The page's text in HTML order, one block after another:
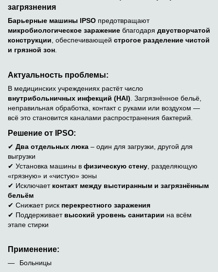
загрязнения
Барьерные машины IPSO предотвращают
микробиологическое заражение благодаря двустворчатой
конструкции , обеспечивающей строгое разделение чистой
и грязной зон
Актуальность проблемы:
В медицинских учреждениях растёт число
внутрибольничных инфекций (HAI) . Загрязнённое бельё,
неправильная обработка, контакт с руками или воздухом —
всё это становится каналами распространения бактерий.
Решение от IPSO:
✔ Два отдельных люка – один для загрузки, другой для
выгрузки
✔ Установка машины в физическую стену , разделяющую
«грязную» и «чистую» зоны
✔ Исключает контакт между выстиранным и загрязнённым
бельём
✔ Снижает риск перекрестного заражения
✔ Поддерживает высокий уровень санитарии на всём
этапе стирки
Применение:
Больницы